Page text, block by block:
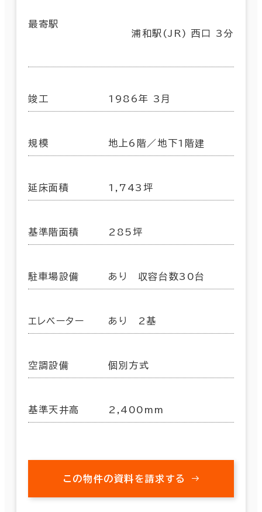
最寄駅
浦和駅(JR) 西口 3分
竣工 1986年 3月
規模 地上6階／地下1階建
延床面積 1,743坪
基準階面積 285坪
駐車場設備 あり 収容台数30台
エレベーター あり 2基
空調設備 個別方式
基準天井高 2,400mm
この物件の資料を請求する